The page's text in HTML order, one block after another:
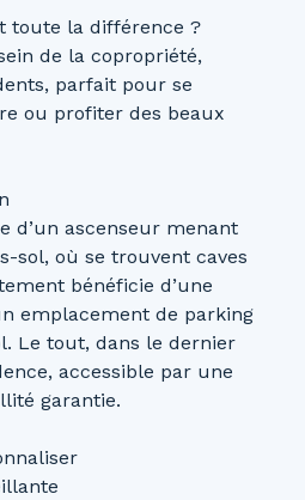
toute la différence ?
de la copropriété,
parfait pour se
ou profiter des beaux
d’un ascenseur menant
sol, où se trouvent caves
bénéficie d’une
emplacement de parking
Le tout, dans le dernier
accessible par une
garantie.